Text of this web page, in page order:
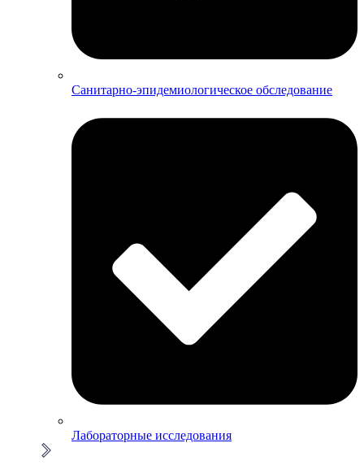
Санитарно-эпидемиологическое обследование
Лабораторные исследования